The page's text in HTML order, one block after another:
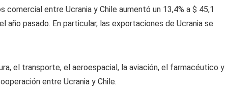
entre Ucrania y Chile aumentó un 13,4% a $ 45,1
pasado. En particular, las exportaciones de Ucrania se
el transporte, el aeroespacial, la aviación, el farmacéutico y
entre Ucrania y Chile.